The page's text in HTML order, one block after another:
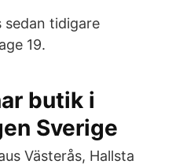
sedan tidigare
19.
butik i
Sverige
Västerås, Hallsta